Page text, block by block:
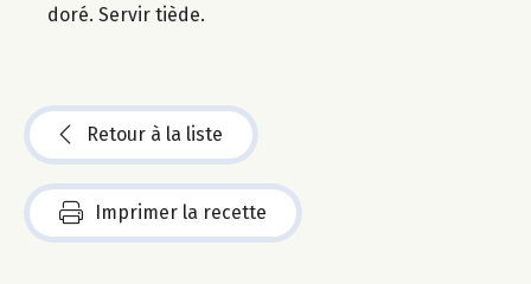
doré. Servir tiède.
Retour à la liste
Imprimer la recette